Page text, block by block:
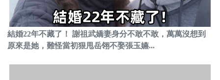
結婚22年不藏了！ 謝祖武嬌妻身分不敢不敢，萬萬沒想到
原來是她，難怪當初狠甩岳翎不娶張玉嬿...